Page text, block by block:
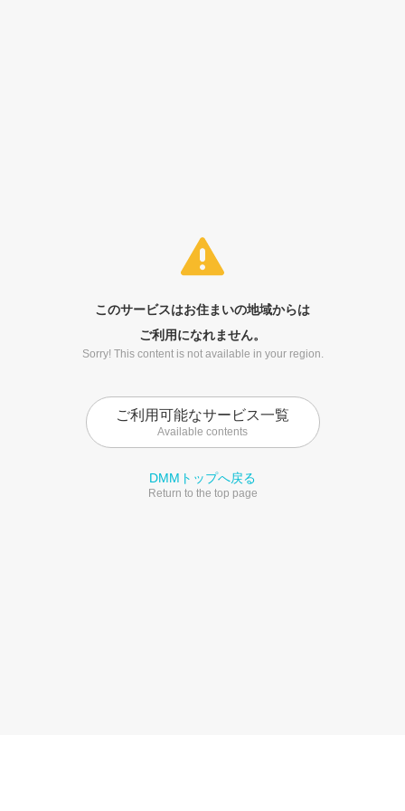
このサービスはお住まいの地域からは
ご利用になれません。
Sorry! This content is not available in your region.
ご利用可能なサービス一覧
Available contents
DMMトップへ戻る
Return to the top page